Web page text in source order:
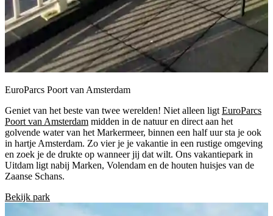
EuroParcs Poort van Amsterdam
Geniet van het beste van twee werelden! Niet alleen ligt EuroParcs
Poort van Amsterdam midden in de natuur en direct aan het
golvende water van het Markermeer, binnen een half uur sta je ook
in hartje Amsterdam. Zo vier je je vakantie in een rustige omgeving
en zoek je de drukte op wanneer jij dat wilt. Ons vakantiepark in
Uitdam ligt nabij Marken, Volendam en de houten huisjes van de
Zaanse Schans.
Bekijk park